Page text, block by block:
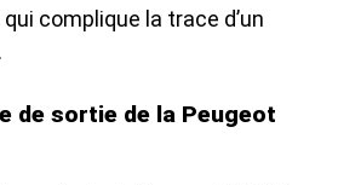
complique la trace d’un
de sortie de la Peugeot